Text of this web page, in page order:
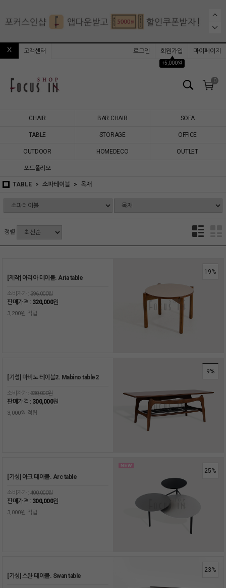
고객센터 로그인
회원가입
▲
+5,000원
마이페이지
0
CHAIR BAR CHAIR SOFA
TABLE STORAGE OFFICE
OUTDOOR HOMEDECO OUTLET
포트폴리오
TABLE 소파테이블 목재
정렬
19%
[제작] 아리아 테이블. Aria table
소비자가 : 396,000원
판매가격 : 320,000원
3,200원 적립
9%
[기성] 마비노 테이블2. Mabino table2
소비자가 : 330,000원
판매가격 : 300,000원
3,000원 적립
25%
[기성] 아크 테이블. Arc table
소비자가 : 400,000원
판매가격 : 300,000원
3,000원 적립
23%
[기성] 스완 테이블. Swan table